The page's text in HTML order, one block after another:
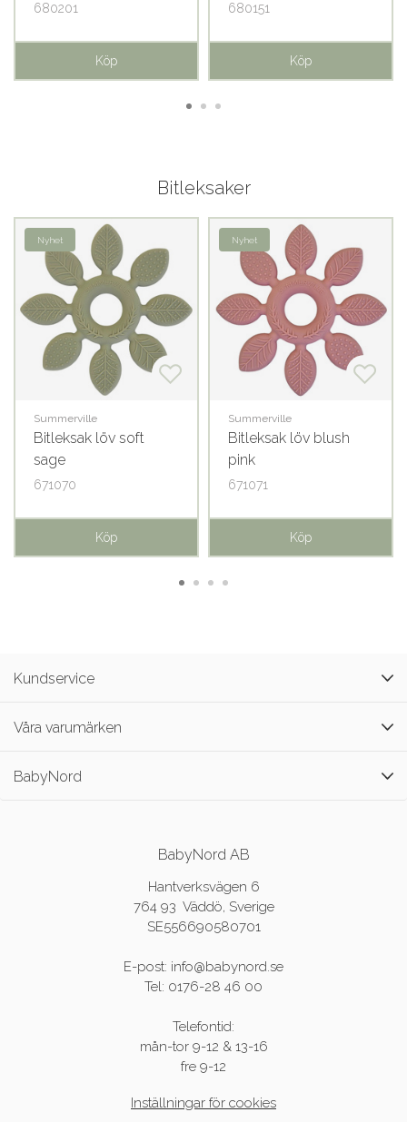
680201
Köp
680151
Köp
Bitleksaker
Nyhet
Summerville
Bitleksak löv soft
sage
671070
Köp
Nyhet
Summerville
Bitleksak löv blush
pink
671071
Köp
Kundservice
Våra varumärken
BabyNord
BabyNord AB
Hantverksvägen 6
764 93 Väddö, Sverige
SE556690580701
E-post: info@babynord.se
Tel: 0176-28 46 00
Telefontid:
mån-tor 9-12 & 13-16
fre 9-12
Inställningar för cookies